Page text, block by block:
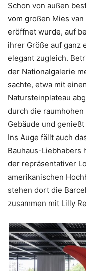
Schon von außen
vom großen Mies
eröffnet wurde, auf
ihrer Größe auf ganz
elegant zugleich.
der Nationalgalerie
sachte, etwa mit
Natursteinplateau
durch die
Gebäude und
Ins Auge fällt auch
Bauhaus-Liebhabers
der repräsentativer
amerikanischen
stehen dort die
zusammen mit Lilly